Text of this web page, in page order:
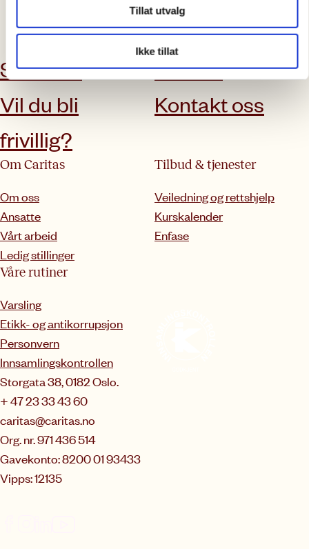
Tillat utvalg
Ikke tillat
abonner på nyhetsbrev
Støtt oss
Aktuelt
Vil du bli
frivillig?
Kontakt oss
Om Caritas
Om oss
Ansatte
Vårt arbeid
Ledig stillinger
Tilbud & tjenester
Veiledning og rettshjelp
Kurskalender
Enfase
Våre rutiner
Varsling
Etikk- og antikorrupsjon
Personvern
Innsamlingskontrollen
Storgata 38, 0182 Oslo.
+ 47 23 33 43 60
caritas@caritas.no
Org. nr. 971 436 514
Gavekonto: 8200 01 93433
Vipps: 12135